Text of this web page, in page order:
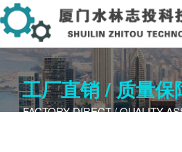
工厂直销 / 质量
FACTORY DIRECT / QUALITY